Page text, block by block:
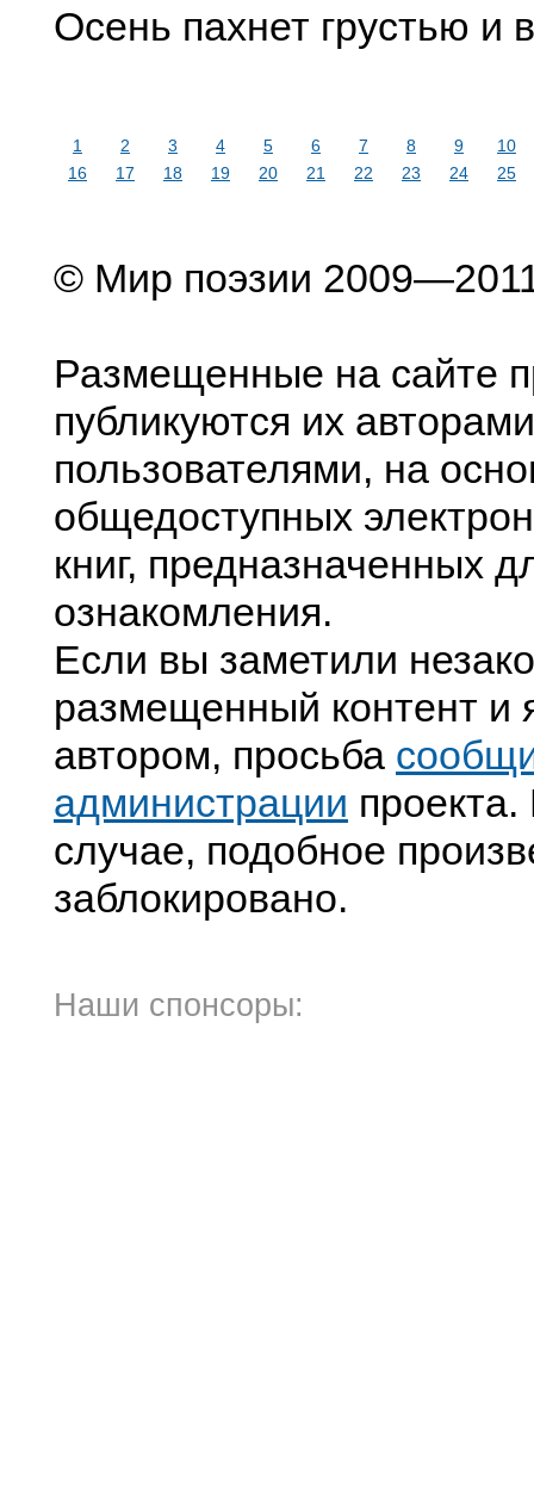
Осень пахнет грустью и
1 2 3 4 5 6 7 8 9
10
16
17 18 19 20 21 22 23 24 25
© Мир поэзии
Размещенные на сайте
публикуются их
пользователями, на
общедоступных
книг, предназначенных
ознакомления.
Если вы заметили
размещенный контент и
автором, просьба
администрации
случае, подобное
заблокировано.
Наши спонсоры: